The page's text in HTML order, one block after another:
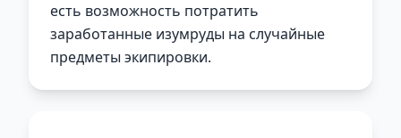
есть возможность потратить
заработанные изумруды на случайные
предметы экипировки.